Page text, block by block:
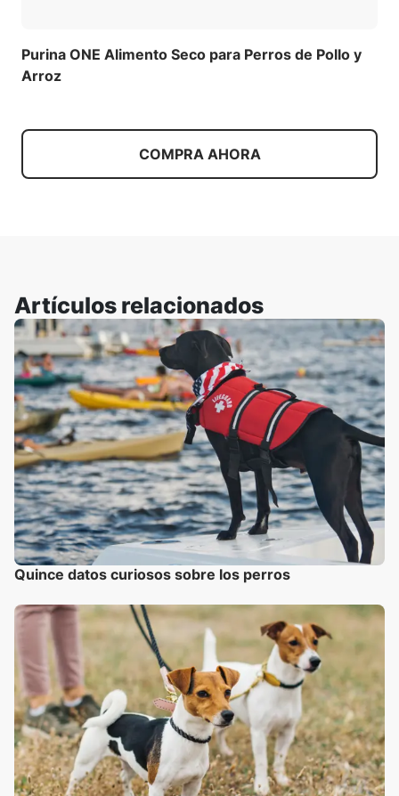
Purina ONE Alimento Seco para Perros de Pollo y
Arroz
COMPRA AHORA
Artículos relacionados
Quince datos curiosos sobre los perros